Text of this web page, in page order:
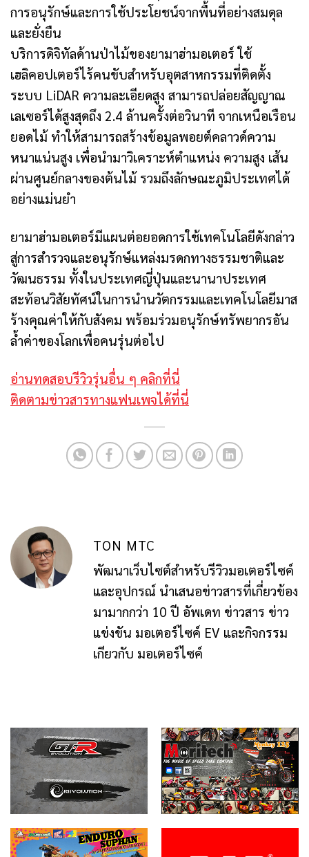
การอนุรักษ์และการใช้ประโยชน์จากพื้นที่อย่างสมดุล
และยั่งยืน
บริการดิจิทัลด้านป่าไม้ของยามาฮ่ามอเตอร์ ใช้
เฮลิคอปเตอร์ไร้คนขับสำหรับอุตสาหกรรมที่ติดตั้ง
ระบบ LiDAR ความละเอียดสูง สามารถปล่อยสัญญาณ
เลเซอร์ได้สูงสุดถึง 2.4 ล้านครั้งต่อวินาที จากเหนือเรือน
ยอดไม้ ทำให้สามารถสร้างข้อมูลพอยต์คลาวด์ความ
หนาแน่นสูง เพื่อนำมาวิเคราะห์ตำแหน่ง ความสูง เส้น
ผ่านศูนย์กลางของต้นไม้ รวมถึงลักษณะภูมิประเทศได้
อย่างแม่นยำ
ยามาฮ่ามอเตอร์มีแผนต่อยอดการใช้เทคโนโลยีดังกล่าว
สู่การสำรวจและอนุรักษ์แหล่งมรดกทางธรรมชาติและ
วัฒนธรรม ทั้งในประเทศญี่ปุ่นและนานาประเทศ
สะท้อนวิสัยทัศน์ในการนำนวัตกรรมและเทคโนโลยีมาส
ร้างคุณค่าให้กับสังคม พร้อมร่วมอนุรักษ์ทรัพยากรอัน
ล้ำค่าของโลกเพื่อคนรุ่นต่อไป
อ่านทดสอบรีวิวรุ่นอื่น ๆ คลิกที่นี่
ติดตามข่าวสารทางแฟนเพจได้ที่นี่
TON MTC
พัฒนาเว็บไซต์สำหรับรีวิวมอเตอร์ไซค์
และอุปกรณ์ นำเสนอข่าวสารที่เกี่ยวข้อง
มามากกว่า 10 ปี อัพเดท ข่าวสาร ข่าว
แข่งขัน มอเตอร์ไซค์ EV และกิจกรรม
เกียวกับ มอเตอร์ไซค์